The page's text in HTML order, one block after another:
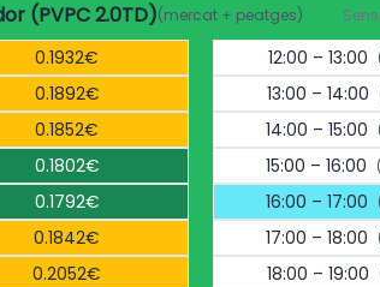
(PVPC 2.0TD)(mercat + peatges)
0.1932€
0.1892€
0.1852€
0.1802€
0.1792€
0.1842€
0.2052€
12:00 – 13:00
13:00 – 14:00
14:00 – 15:00
15:00 – 16:00
16:00 – 17:00
17:00 – 18:00
18:00 – 19:00